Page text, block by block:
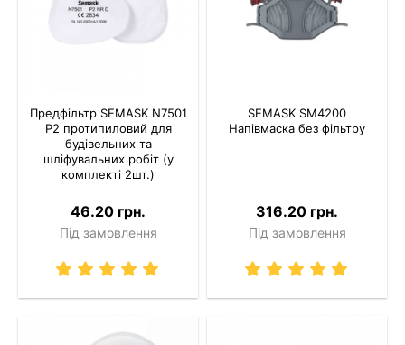
Предфільтр SEMASK N7501
P2 протипиловий для
будівельних та
шліфувальних робіт (у
комплекті 2шт.)
46.20 грн.
Під замовлення
SEMASK SM4200
Напівмаска без фільтру
316.20 грн.
Під замовлення